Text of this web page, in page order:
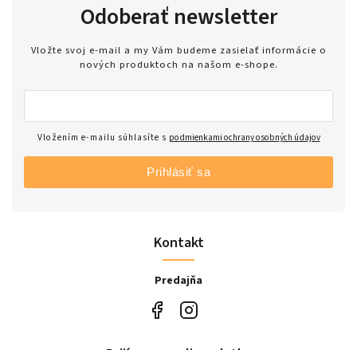
Kontakt
Predajňa
Odoberať newsletter
Vložte svoj e-mail a my Vám budeme zasielať informácie o
nových produktoch na našom e-shope.
Vložením e-mailu súhlasíte s podmienkami ochrany osobných údajov
Prihlásiť sa